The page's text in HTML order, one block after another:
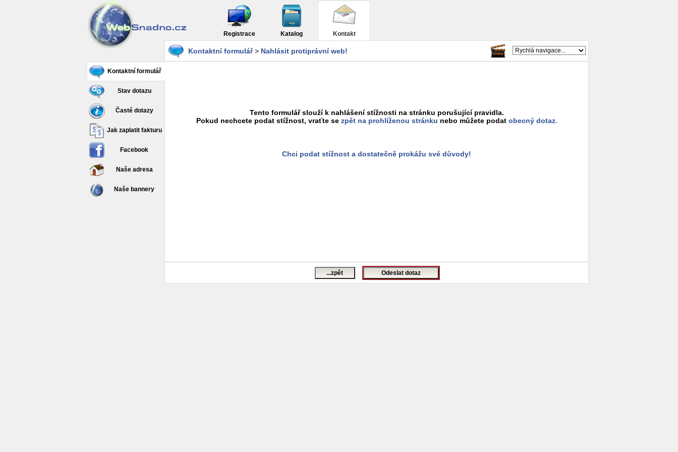
Registrace Katalog Kontakt
Kontaktní formulář
Stav dotazu
Časté dotazy
Jak zaplatit fakturu
Facebook
Naše adresa
Naše bannery
Kontaktní formulář> Nahlásit protiprávní web!
Tento formulář slouží k nahlášení stížnosti na stránku porušující pravidla.
Pokud nechcete podat stížnost, vraťte se zpět na prohlíženou stránku nebo můžete podat obecný dotaz.
Chci podat stížnost a dostatečně prokážu své důvody!